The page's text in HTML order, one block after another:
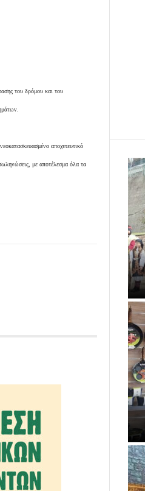
του δρόμου και του
αποχετευτικό
με αποτέλεσμα όλα τα